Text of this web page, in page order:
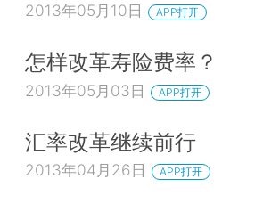
2013年05月10日 APP打开
怎样改革寿险费率？
2013年05月03日 APP打开
汇率改革继续前行
2013年04月26日 APP打开